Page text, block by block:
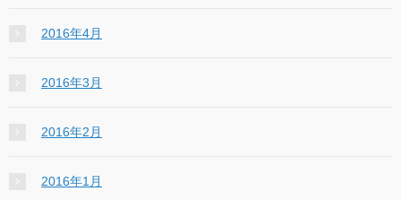
2016年4月
2016年3月
2016年2月
2016年1月